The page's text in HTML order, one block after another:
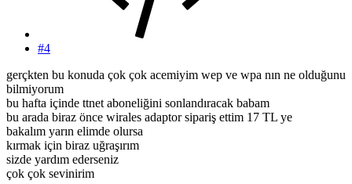
#4
gerçkten bu konuda çok çok acemiyim wep ve wpa nın ne olduğunu
bilmiyorum
bu hafta içinde ttnet aboneliğini sonlandıracak babam
bu arada biraz önce wirales adaptor sipariş ettim 17 TL ye
bakalım yarın elimde olursa
kırmak için biraz uğraşırım
sizde yardım ederseniz
çok çok sevinirim